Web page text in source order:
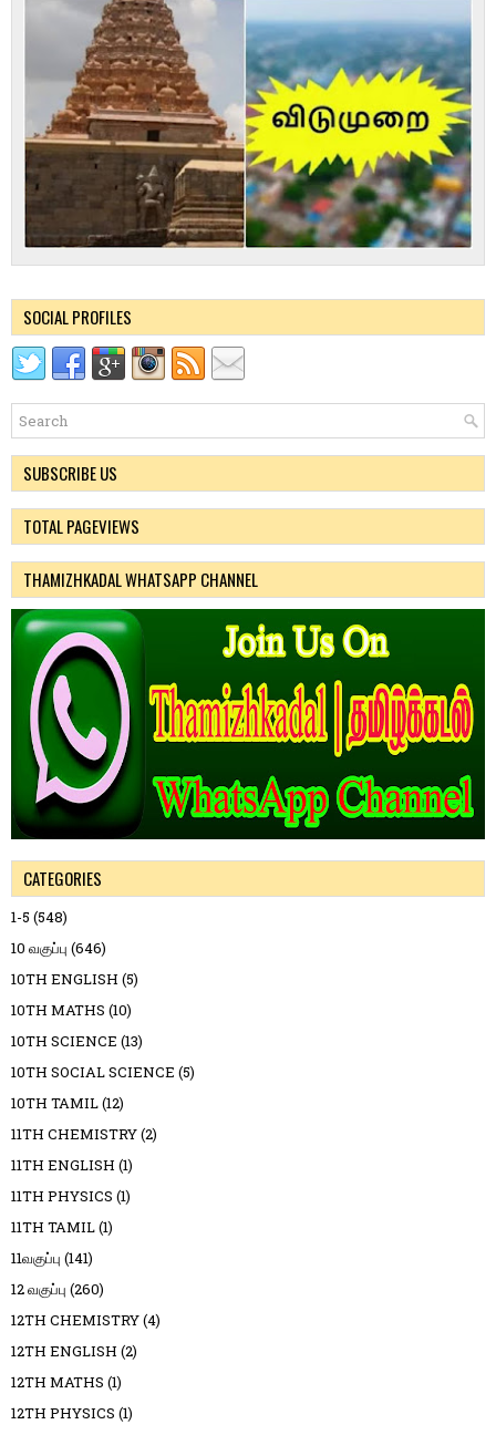
SOCIAL PROFILES
SUBSCRIBE US
TOTAL PAGEVIEWS
THAMIZHKADAL WHATSAPP CHANNEL
CATEGORIES
1-5 (548)
10 வகுப்பு (646)
10TH ENGLISH (5)
10TH MATHS (10)
10TH SCIENCE (13)
10TH SOCIAL SCIENCE (5)
10TH TAMIL(12)
11TH CHEMISTRY(2)
11TH ENGLISH (1)
11TH PHYSICS (1)
11TH TAMIL(1)
11வகுப்பு (141)
12 வகுப்பு (260)
12TH CHEMISTRY(4)
12TH ENGLISH (2)
12TH MATHS (1)
12TH PHYSICS (1)